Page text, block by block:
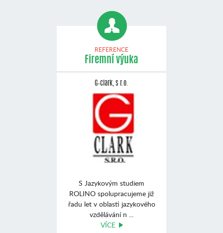
REFERENCE
Firemní výuka
G–clark, s r.o.
S Jazykovým studiem
ROLINO spolupracujeme již
řadu let v oblasti jazykového
vzdělávání n ...
VÍCE